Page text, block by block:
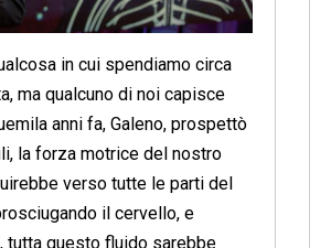
in cui spendiamo circa
ma qualcuno di noi capisce
anni fa, Galeno, prospettò
la forza motrice del nostro
verso tutte le parti del
il cervello, e
tutta questo fluido sarebbe